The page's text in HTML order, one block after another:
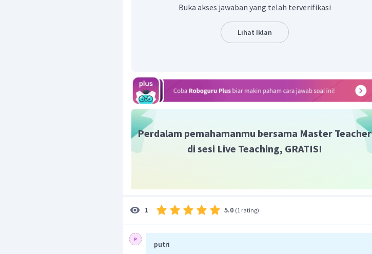
Subjek dalam kata-kata acak adalah lion,
Jadi, jawaban yang benar adalah
"Lion lives in the jungle."
Buka akses jawaban yang telah terverifikasi
Lihat Iklan
Perdalam pemahamanmu bersama Master Teacher
di sesi Live Teaching, GRATIS!
1 5.0 (1 rating)
putri